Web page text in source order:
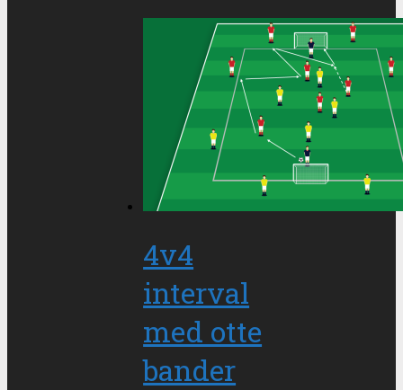
4v4
interval
med otte
bander